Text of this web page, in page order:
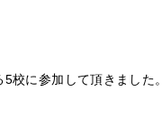
校に参加して頂きました。